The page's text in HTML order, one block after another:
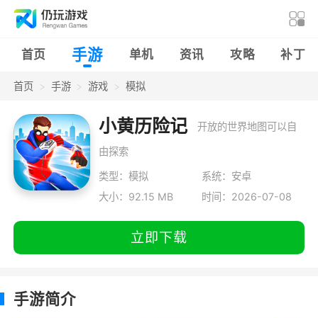
首页 手游 单机 资讯 攻略 补丁
首页 手游 游戏 模拟
小黄历险记 开放的世界地图可以自
由探索
类型：模拟
系统：安卓
大小：92.15 MB
时间：2026-07-08
立即下载
手游简介